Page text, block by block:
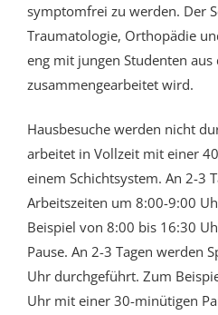
symptomfrei zu werden. Der
Traumatologie, Orthopädie
eng mit jungen Studenten aus
zusammengearbeitet wird.
Hausbesuche werden nicht
arbeitet in Vollzeit mit einer
einem Schichtsystem. An 2-3
Arbeitszeiten um 8:00-9:00
Beispiel von 8:00 bis 16:30
Pause. An 2-3 Tagen werden
Uhr durchgeführt. Zum
Uhr mit einer 30-minütigen